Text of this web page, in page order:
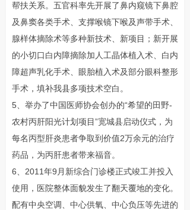
帮扶关系。五官科率先开展了鼻内窥镜下鼻腔
及鼻窦各类手术、支撑喉镜下喉及声带手术、
腺样体摘除术等多种新技术、新项目；新开展
的小切口白内障摘除加人工晶体植入术、白内
障超声乳化手术、眼胎植入术及部分眼科整形
手术，填补我县多项技术空白。
5、举办了中国医师协会创办的“希望的田野-
农村丙肝阳光计划项目”宽城县启动仪式，为
每名丙型肝炎患者争取到价值2万余元的治疗
药品，为丙肝患者带来福音。
6、2011年9月新综合门诊楼正式竣工并投入
使用，医院整体面貌发生了翻天覆地的变化。
配有中央空调、中心供氧、中心负压等先进的